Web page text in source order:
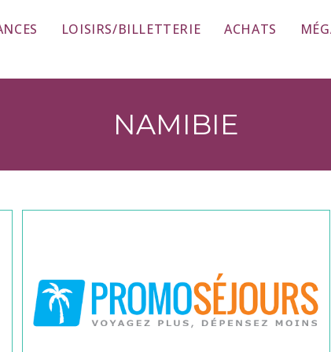
LOISIRS/BILLETTERIE ACHATS
NAMIBIE